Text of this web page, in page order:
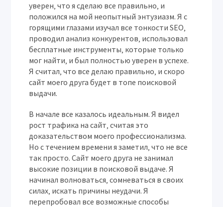
уверен‚ что я сделаю все правильно‚ и
положился на мой неопытный энтузиазм. Я с
горящими глазами изучал все тонкости SEO‚
проводил анализ конкурентов‚ использовал
бесплатные инструменты‚ которые только
мог найти‚ и был полностью уверен в успехе.
Я считал‚ что все делаю правильно‚ и скоро
сайт моего друга будет в топе поисковой
выдачи.
В начале все казалось идеальным. Я видел
рост трафика на сайт‚ считая это
доказательством моего профессионализма.
Но с течением времени я заметил‚ что не все
так просто. Сайт моего друга не занимал
высокие позиции в поисковой выдаче. Я
начинал волноваться‚ сомневаться в своих
силах‚ искать причины неудачи. Я
перепробовал все возможные способы